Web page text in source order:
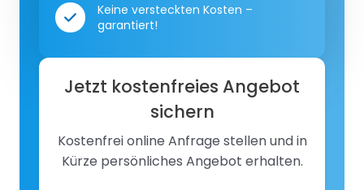
Keine versteckten Kosten –
garantiert!
Jetzt kostenfreies Angebot
sichern
Kostenfrei online Anfrage stellen und in
Kürze persönliches Angebot erhalten.